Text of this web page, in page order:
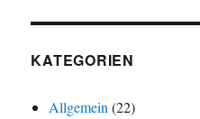
KATEGORIEN
Allgemein (22)